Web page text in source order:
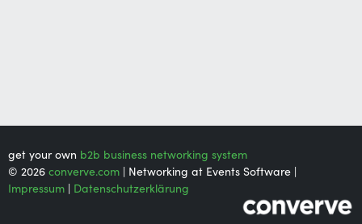
get your own b2b business networking system
© 2026 converve.com | Networking at Events Software |
Impressum | Datenschutzerklärung